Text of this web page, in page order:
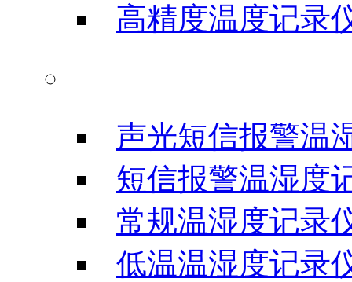
高精度温度记录
声光短信报警温
短信报警温湿度
常规温湿度记录
低温温湿度记录